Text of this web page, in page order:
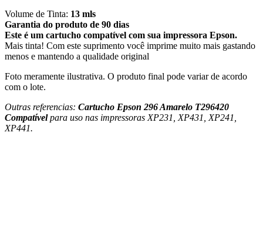
Volume de Tinta: 13 mls
Garantia do produto de 90 dias
Este é um cartucho compatível com sua impressora Epson.
Mais tinta! Com este suprimento você imprime muito mais gastando
menos e mantendo a qualidade original
Foto meramente ilustrativa. O produto final pode variar de acordo
com o lote.
Outras referencias: Cartucho Epson 296 Amarelo T296420
Compatível para uso nas impressoras XP231, XP431, XP241,
XP441.